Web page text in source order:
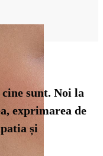
sunt. Noi la
exprimarea de
și